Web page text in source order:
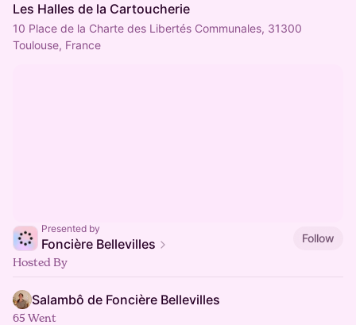
Les Halles de la Cartoucherie
10 Place de la Charte des Libertés Communales, 31300
Toulouse, France
Presented by
Foncière Bellevilles
Follow
Hosted By
Salambô de Foncière Bellevilles
65 Went